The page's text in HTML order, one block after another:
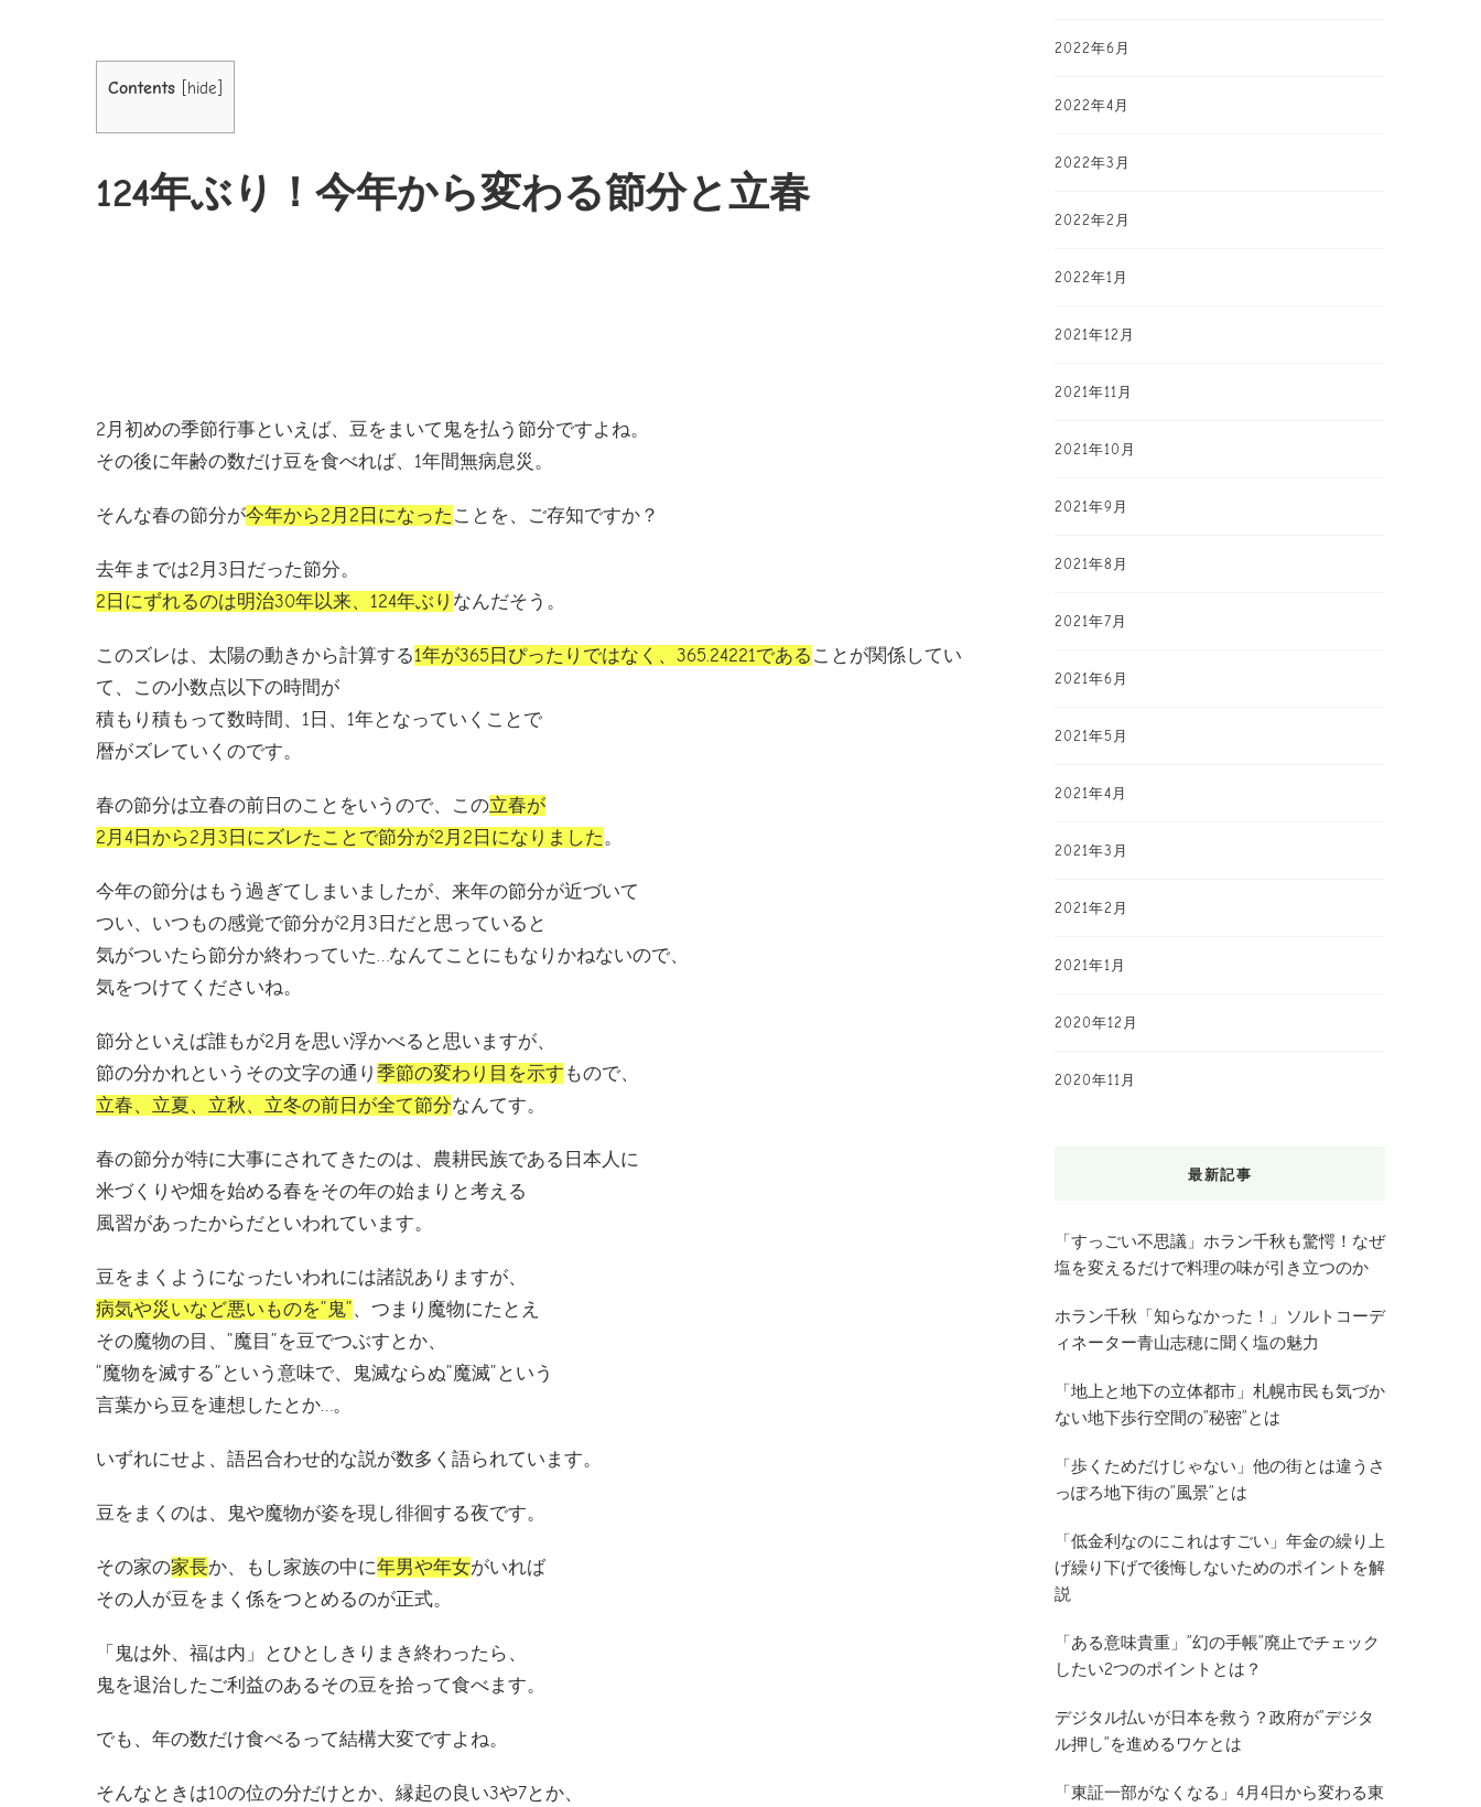
Contents hide
124年ぶり！今年から変わる節分と立春
2月初めの季節行事といえば、豆をまいて鬼を払う節分ですよね。
その後に年齢の数だけ豆を食べれば、1年間無病息災。
そんな春の節分が今年から2月2日になった ことを、ご存知ですか？
去年までは2月3日だった節分。
2日にずれるのは明治30年以来、124年ぶり なんだそう。
このズレは、太陽の動きから計算する1年が365日ぴったりではなく、365.24221である ことが関係してい
て、この小数点以下の時間が
積もり積もって数時間、1日、1年となっていくことで
暦がズレていくのです。
春の節分は立春の前日のことをいうので、この立春が
2月4日から2月3日にズレたことで節分が2月2日になりました。
今年の節分はもう過ぎてしまいましたが、来年の節分が近づいて
つい、いつもの感覚で節分が2月3日だと思っていると
気がついたら節分か終わっていた…なんてことにもなりかねないので、
気をつけてくださいね。
節分といえば誰もが2月を思い浮かべると思いますが、
節の分かれというその文字の通り 季節の変わり目を示す もので、
立春、立夏、立秋、立冬の前日が全て節分なんてす。
春の節分が特に大事にされてきたのは、農耕民族である日本人に
米づくりや畑を始める春をその年の始まりと考える
風習があったからだといわれています。
豆をまくようになったいわれには諸説ありますが、
病気や災いなど悪いものを”鬼”、つまり魔物にたとえ
その魔物の目、”魔目”を豆でつぶすとか、
”魔物を滅する”という意味で、鬼滅ならぬ”魔滅”という
言葉から豆を連想したとか…。
いずれにせよ、語呂合わせ的な説が数多く語られています。
豆をまくのは、鬼や魔物が姿を現し徘徊する夜です。
その家の家長か、もし家族の中に年男や年女がいれば
その人が豆をまく係をつとめるのが正式。
「鬼は外、福は内」とひとしきりまき終わったら、
鬼を退治したご利益のあるその豆を拾って食べます。
でも、年の数だけ食べるって結構大変ですよね。
そんなときは10の位の分だけとか、縁起の良い3や7とか、
2022年6月
2022年4月
2022年3月
2022年2月
2022年1月
2021年12月
2021年11月
2021年10月
2021年9月
2021年8月
2021年7月
2021年6月
2021年5月
2021年4月
2021年3月
2021年2月
2021年1月
2020年12月
2020年11月
最新記事
「すっごい不思議」ホラン千秋も驚愕！なぜ
塩を変えるだけで料理の味が引き立つのか
ホラン千秋「知らなかった！」ソルトコーデ
ィネーター青山志穂に聞く塩の魅力
「地上と地下の立体都市」札幌市民も気づか
ない地下歩行空間の”秘密”とは
「歩くためだけじゃない」他の街とは違うさ
っぽろ地下街の”風景”とは
「低金利なのにこれはすごい」年金の繰り上
げ繰り下げで後悔しないためのポイントを解
説
「ある意味貴重」”幻の手帳”廃止でチェック
したい2つのポイントとは？
デジタル払いが日本を救う？政府が”デジタ
ル押し”を進めるワケとは
「東証一部がなくなる」4月4日から変わる東